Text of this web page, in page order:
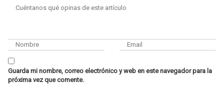
Guarda mi nombre, correo electrónico y web en este navegador para la
próxima vez que comente.